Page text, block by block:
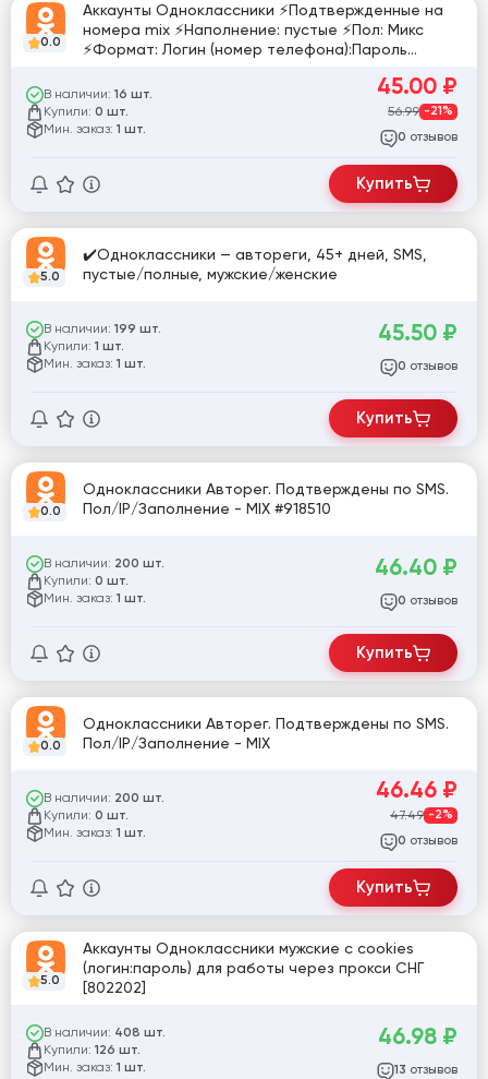
0.0
Аккаунты Одноклассники ⚡Подтвержденные на
номера mix ⚡Наполнение: пустые ⚡Пол: Микс
⚡Формат: Логин (номер телефона):Пароль
В наличии: 16 шт.
Купили: 0 шт.
Мин. заказ: 1 шт.
45.00 ₽
56.99 -21%
0 отзывов
Купить
5.0
✔️Одноклассники — автореги, 45+ дней, SMS,
пустые/полные, мужские/женские
В наличии: 199 шт.
Купили: 1 шт.
Мин. заказ: 1 шт.
45.50 ₽
0 отзывов
Купить
0.0
Одноклассники Авторег. Подтверждены по SMS.
Пол/IP/Заполнение - MIX #918510
В наличии: 200 шт.
Купили: 0 шт.
Мин. заказ: 1 шт.
46.40 ₽
0 отзывов
Купить
0.0
Одноклассники Авторег. Подтверждены по SMS.
Пол/IP/Заполнение - MIX
В наличии: 200 шт.
Купили: 0 шт.
Мин. заказ: 1 шт.
46.46 ₽
47.49 -2%
0 отзывов
Купить
5.0
Аккаунты Одноклассники мужские с cookies
(логин:пароль) для работы через прокси СНГ
[802202]
В наличии: 408 шт.
Купили: 126 шт.
Мин. заказ: 1 шт.
46.98 ₽
13 отзывов